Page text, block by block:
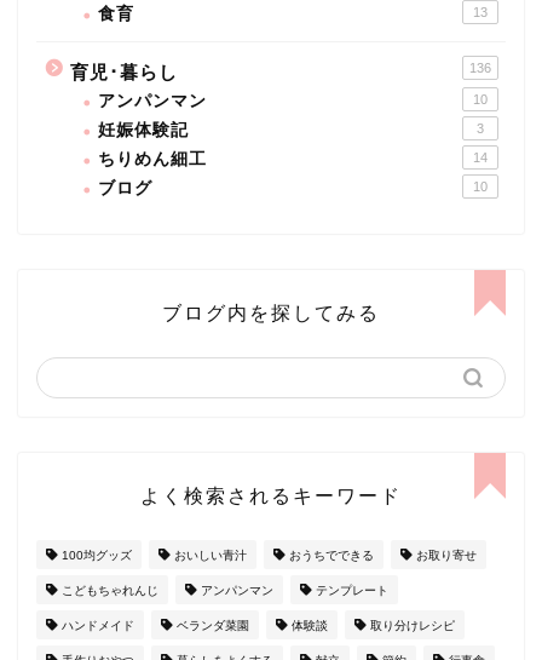
食育 13
育児･暮らし 136
アンパンマン 10
妊娠体験記 3
ちりめん細工 14
ブログ 10
ブログ内を探してみる
よく検索されるキーワード
100均グッズ おいしい青汁 おうちでできる お取り寄せ
こどもちゃれんじ アンパンマン テンプレート
ハンドメイド ベランダ菜園 体験談 取り分けレシピ